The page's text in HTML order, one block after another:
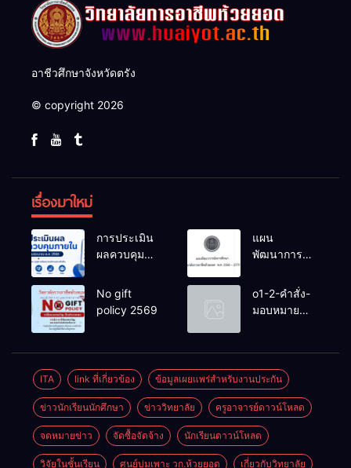
อาชีวศึกษาจังหวัดตรัง
© copyright 2026
เรื่องมาใหม่
การประเมิน
ผลควบคุม
สถานศึกษา
งปม.2568
แผน
พัฒนาการ
ศึกษาวิทยาลัย
No gift
policy 2569
o1-2-คำสั่ง-
มอบหมาย
ITA link ที่เกี่ยวข้อง ข้อมูลเผยแพร่สำหรับงานประกัน
ข่าวนักเรียนนักศึกษา ข่าววิทยาลัย ครูอาจารย์ดาวน์โหลด
จดหมายข่าว จัดซื้อจัดจ้าง นักเรียนดาวน์โหลด
วิจัยในชั้นเรียน ศูนย์บ่มเพาะ วก.ห้วยยอด เกี่ยวกับวิทยาลัย